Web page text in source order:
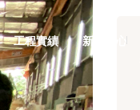
工程實績 新聞中心